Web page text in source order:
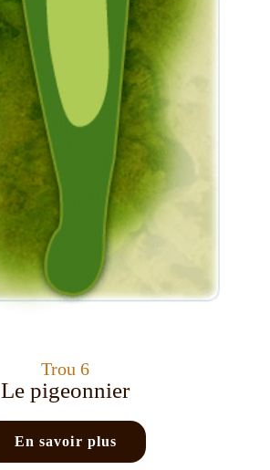
Trou 6
Le pigeonnier
En savoir plus